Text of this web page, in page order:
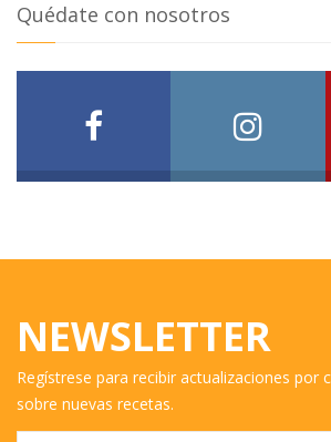
Quédate con nosotros
NEWSLETTER
Regístrese para recibir actualizaciones por
sobre nuevas recetas.